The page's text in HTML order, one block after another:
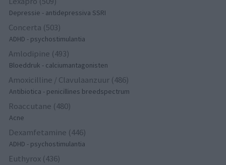
Depressie - antidepressiva SSRI
Concerta (503)
ADHD - psychostimulantia
Amlodipine (493)
Bloeddruk - calciumantagonisten
Amoxicilline / Clavulaanzuur (486)
Antibiotica - penicillines breedspectrum
Roaccutane (480)
Acne
Dexamfetamine (446)
ADHD - psychostimulantia
Euthyrox (436)